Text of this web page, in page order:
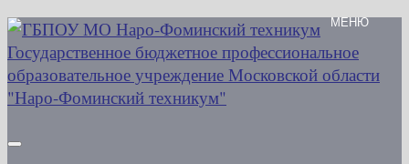
Перейти
к
содержимому